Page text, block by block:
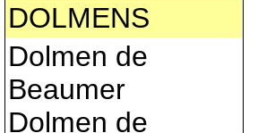
DOLMENS
Dolmen de
Beaumer
Dolmen de